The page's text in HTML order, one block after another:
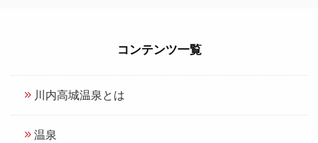
コンテンツ一覧
川内高城温泉とは
温泉